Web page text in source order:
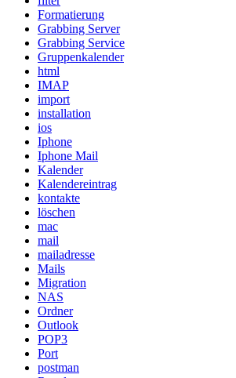
Formatierung
Grabbing Server
Grabbing Service
Gruppenkalender
html
IMAP
import
installation
ios
Iphone
Iphone Mail
Kalender
Kalendereintrag
kontakte
löschen
mac
mail
mailadresse
Mails
Migration
NAS
Ordner
Outlook
POP3
Port
postman